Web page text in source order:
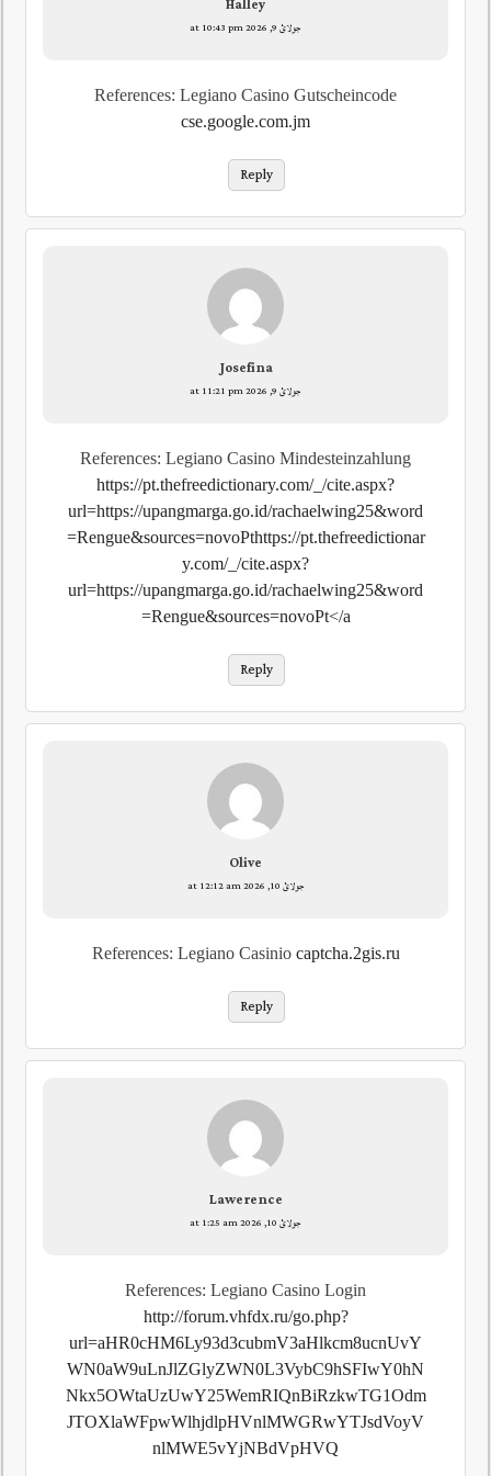
جولائ 9, 2026 at 10:43 pm
References: Legiano Casino Gutscheincode
cse.google.com.jm
Reply
Josefina
جولائ 9, 2026 at 11:21 pm
References: Legiano Casino Mindesteinzahlung
https://pt.thefreedictionary.com/_/cite.aspx?
url=https://upangmarga.go.id/rachaelwing25&word
=Rengue&sources=novoPthttps://pt.thefreedictionar
y.com/_/cite.aspx?
url=https://upangmarga.go.id/rachaelwing25&word
=Rengue&sources=novoPt</a
Reply
Olive
جولائ 10, 2026 at 12:12 am
References: Legiano Casinio captcha.2gis.ru
Reply
Lawerence
جولائ 10, 2026 at 1:25 am
References: Legiano Casino Login
http://forum.vhfdx.ru/go.php?
url=aHR0cHM6Ly93d3cubmV3aHlkcm8ucnUvY
WN0aW9uLnJlZGlyZWN0L3VybC9hSFIwY0hN
Nkx5OWtaUzUwY25WemRIQnBiRzkwTG1Odm
JTOXlaWFpwWlhjdlpHVnlMWGRwYTJsdVoyV
nlMWE5vYjNBdVpHVQ